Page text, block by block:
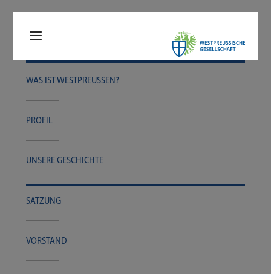
WAS IST WESTPREUSSEN?
PRO­FIL
UNSE­RE GESCHICHTE
SAT­ZUNG
VOR­STAND